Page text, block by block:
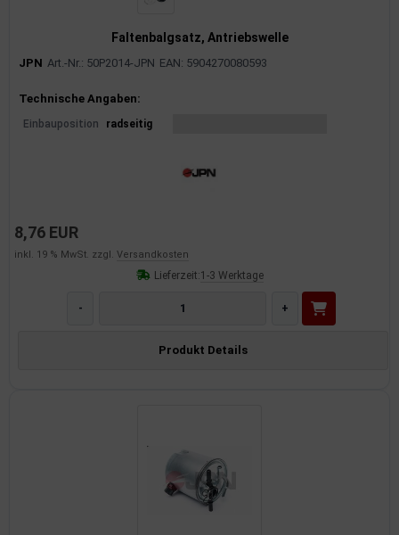
Faltenbalgsatz, Antriebswelle
JPN Art.-Nr.: 50P2014-JPN EAN: 5904270080593
Produktinformationen
Technische Angaben:
Einbauposition radseitig
8,76 EUR
inkl. 19 % MwSt. zzgl. Versandkosten
Lieferzeit:1-3 Werktage
- +
Produkt Details